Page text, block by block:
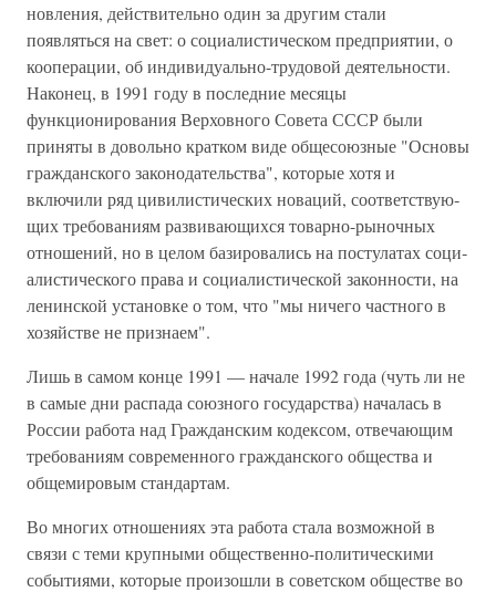
новления, действительно один за другим стали
появляться на свет: о социалистическом предприятии, о
кооперации, об индивидуально-трудовой деятельности.
Наконец, в 1991 году в последние месяцы
функционирования Верховного Совета СССР были
приняты в довольно кратком виде общесоюзные "Основы
гражданского законодательства", которые хотя и
включили ряд цивилистических новаций, соответствую­
щих требованиям развивающихся товарно-рыночных
отно­шений, но в целом базировались на постулатах соци­
алистического права и социалистической законности, на
ленинской установке о том, что "мы ничего частного в
хозяй­стве не признаем".
Лишь в самом конце 1991 — начале 1992 года (чуть ли не
в самые дни распада союзного государства) началась в
России работа над Гражданским кодексом, отвечающим
тре­бованиям современного гражданского общества и
общеми­ровым стандартам.
Во многих отношениях эта работа стала возможной в
связи с теми крупными общественно-политическими
собы­тиями, которые произошли в советском обществе во